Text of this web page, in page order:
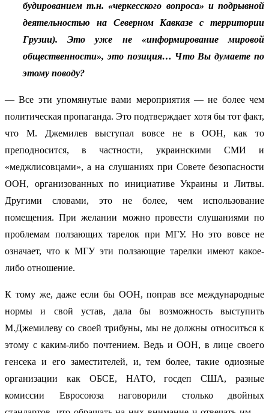
будированием т.н. «черкесского вопроса» и подрывной
деятельностью на Северном Кавказе с территории
Грузии). Это уже не «информирование мировой
общественности», это позиция… Что Вы думаете по
этому поводу?
— Все эти упомянутые вами мероприятия — не более чем
политическая пропаганда. Это подтверждает хотя бы тот факт,
что М. Джемилев выступал вовсе не в ООН, как то
преподносится, в частности, украинскими СМИ и
«меджлисовцами», а на слушаниях при Совете безопасности
ООН, организованных по инициативе Украины и Литвы.
Другими словами, это не более, чем использование
помещения. При желании можно провести слушаниями по
проблемам ползающих тарелок при МГУ. Но это вовсе не
означает, что к МГУ эти ползающие тарелки имеют какое-
либо отношение.
К тому же, даже если бы ООН, поправ все международные
нормы и свой устав, дала бы возможность выступить
М.Джемилеву со своей трибуны, мы не должны относиться к
этому с каким-либо почтением. Ведь и ООН, в лице своего
генсека и его заместителей, и, тем более, такие одиозные
организации как ОБСЕ, НАТО, госдеп США, разные
комиссии Евросоюза наговорили столько двойных